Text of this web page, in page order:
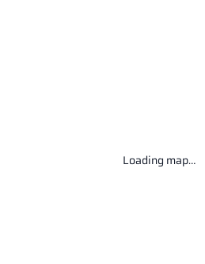
Loading map…